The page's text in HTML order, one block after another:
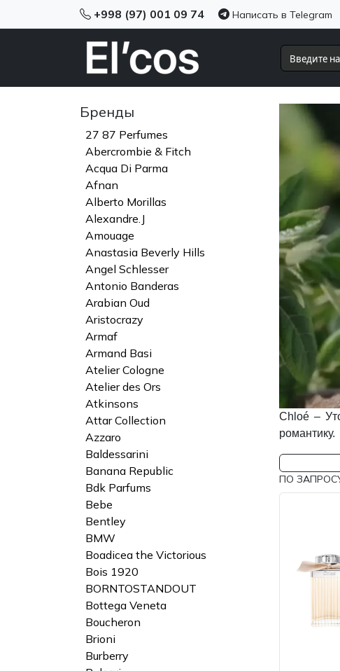
+998 (97) 001 09 74 Написать в Telegram
Бренды
27 87 Perfumes
Abercrombie & Fitch
Acqua Di Parma
Afnan
Alberto Morillas
Alexandre.J
Amouage
Anastasia Beverly Hills
Angel Schlesser
Antonio Banderas
Arabian Oud
Aristocrazy
Armaf
Armand Basi
Atelier Cologne
Atelier des Ors
Atkinsons
Attar Collection
Azzaro
Baldessarini
Banana Republic
Bdk Parfums
Bebe
Bentley
BMW
Boadicea the Victorious
Bois 1920
BORNTOSTANDOUT
Bottega Veneta
Boucheron
Brioni
Burberry
Chloé –
романтику.
ПО